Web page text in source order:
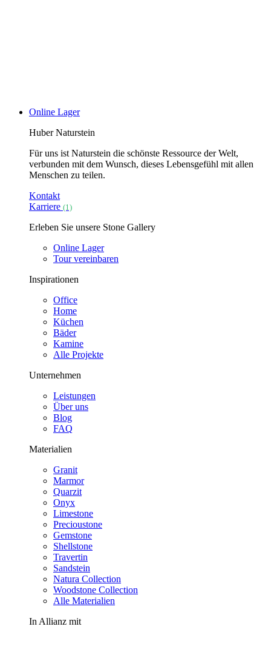
Online Lager
Huber Naturstein
Für uns ist Naturstein die schönste Ressource der Welt,
verbunden mit dem Wunsch, dieses Lebensgefühl mit allen
Menschen zu teilen.
Kontakt
Karriere (1)
Erleben Sie unsere Stone Gallery
Online Lager
Tour vereinbaren
Inspirationen
Office
Home
Küchen
Bäder
Kamine
Alle Projekte
Unternehmen
Leistungen
Über uns
Blog
FAQ
Materialien
Granit
Marmor
Quarzit
Onyx
Limestone
Precioustone
Gemstone
Shellstone
Travertin
Sandstein
Natura Collection
Woodstone Collection
Alle Materialien
In Allianz mit